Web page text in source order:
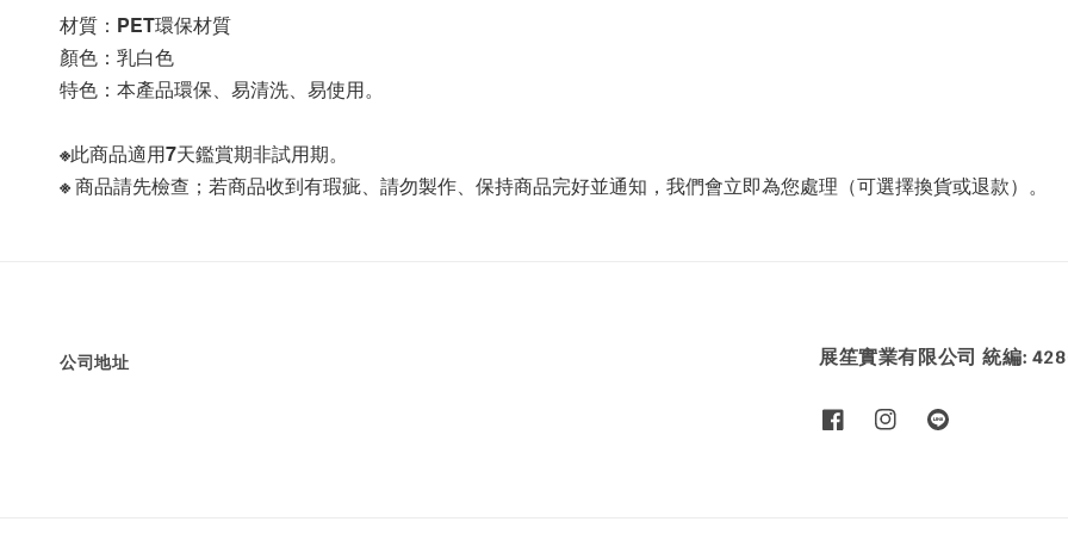
材質：PET環保材質
顏色：乳白色
特色：本產品環保、易清洗、易使用。
※此商品適用7天鑑賞期非試用期。
※ 商品請先檢查；若商品收到有瑕疵、請勿製作、保持商品完好並通知，我們會立即為您處理（可選擇換貨或退款）。
公司地址 展笙實業有限公司 統編: